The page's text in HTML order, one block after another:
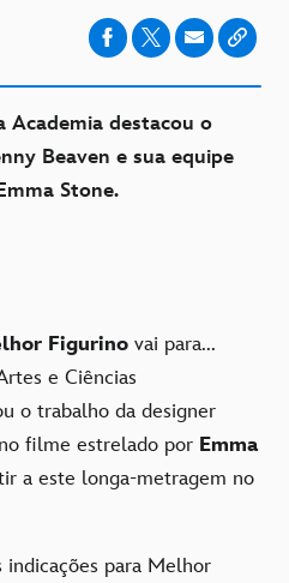
Academia destacou o
Beaven e sua equipe
Stone.
Figurino vai para...
e Ciências
o trabalho da designer
no filme estrelado por Emma
a este longa-metragem no
indicações para Melhor